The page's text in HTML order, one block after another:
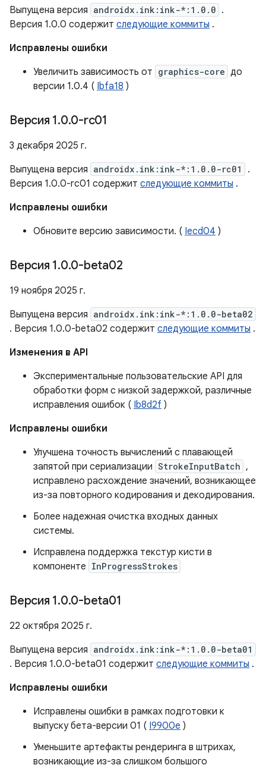
Выпущена версия androidx.ink:ink-*:1.0.0 .
Версия 1.0.0 содержит следующие коммиты .
Исправлены ошибки
Увеличить зависимость от graphics-core до
версии 1.0.4 ( Ibfa18 )
Версия 1.0.0-rc01
3 декабря 2025 г.
Выпущена версия androidx.ink:ink-*:1.0.0-rc01
.
Версия 1.0.0-rc01 содержит следующие коммиты .
Исправлены ошибки
Обновите версию зависимости. ( Iecd04 )
Версия 1.0.0-beta02
19 ноября 2025 г.
Выпущена версия androidx.ink:ink-*:1.0.0-beta02
. Версия 1.0.0-beta02 содержит следующие коммиты .
Изменения в API
Экспериментальные пользовательские API для
обработки форм с низкой задержкой, различные
исправления ошибок ( Ib8d2f )
Исправлены ошибки
Улучшена точность вычислений с плавающей
запятой при сериализации StrokeInputBatch ,
исправлено расхождение значений, возникающее
из-за повторного кодирования и декодирования.
Более надежная очистка входных данных
системы.
Исправлена ​​поддержка текстур кисти в
компоненте InProgressStrokes
Версия 1.0.0-beta01
22 октября 2025 г.
Выпущена версия androidx.ink:ink-*:1.0.0-beta01
. Версия 1.0.0-beta01 содержит следующие коммиты .
Исправлены ошибки
Исправлены ошибки в рамках подготовки к
выпуску бета-версии 01 ( I9900e )
Уменьшите артефакты рендеринга в штрихах,
возникающие из-за слишком большого